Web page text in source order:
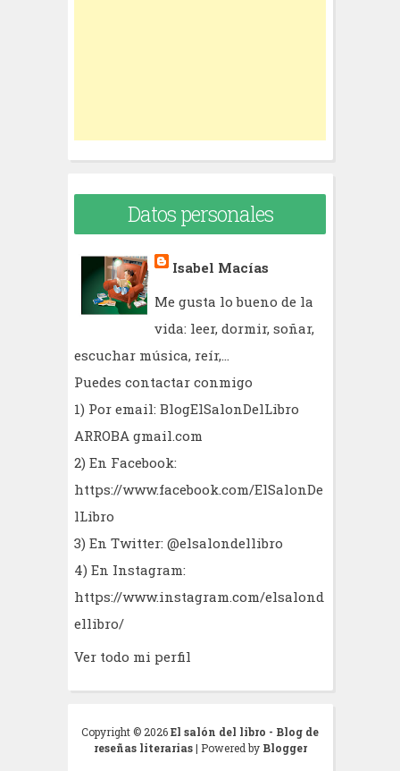
Datos personales
Isabel Macías
Me gusta lo bueno de la
vida: leer, dormir, soñar,
escuchar música, reír,...
Puedes contactar conmigo
1) Por email: BlogElSalonDelLibro
ARROBA gmail.com
2) En Facebook:
https://www.facebook.com/ElSalonDe
lLibro
3) En Twitter: @elsalondellibro
4) En Instagram:
https://www.instagram.com/elsalond
ellibro/
Ver todo mi perfil
Copyright © 2026El salón del libro - Blog de
reseñas literarias| Powered by Blogger